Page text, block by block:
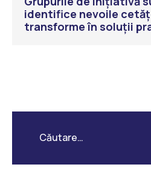
identifice nevoile
transforme în soluții